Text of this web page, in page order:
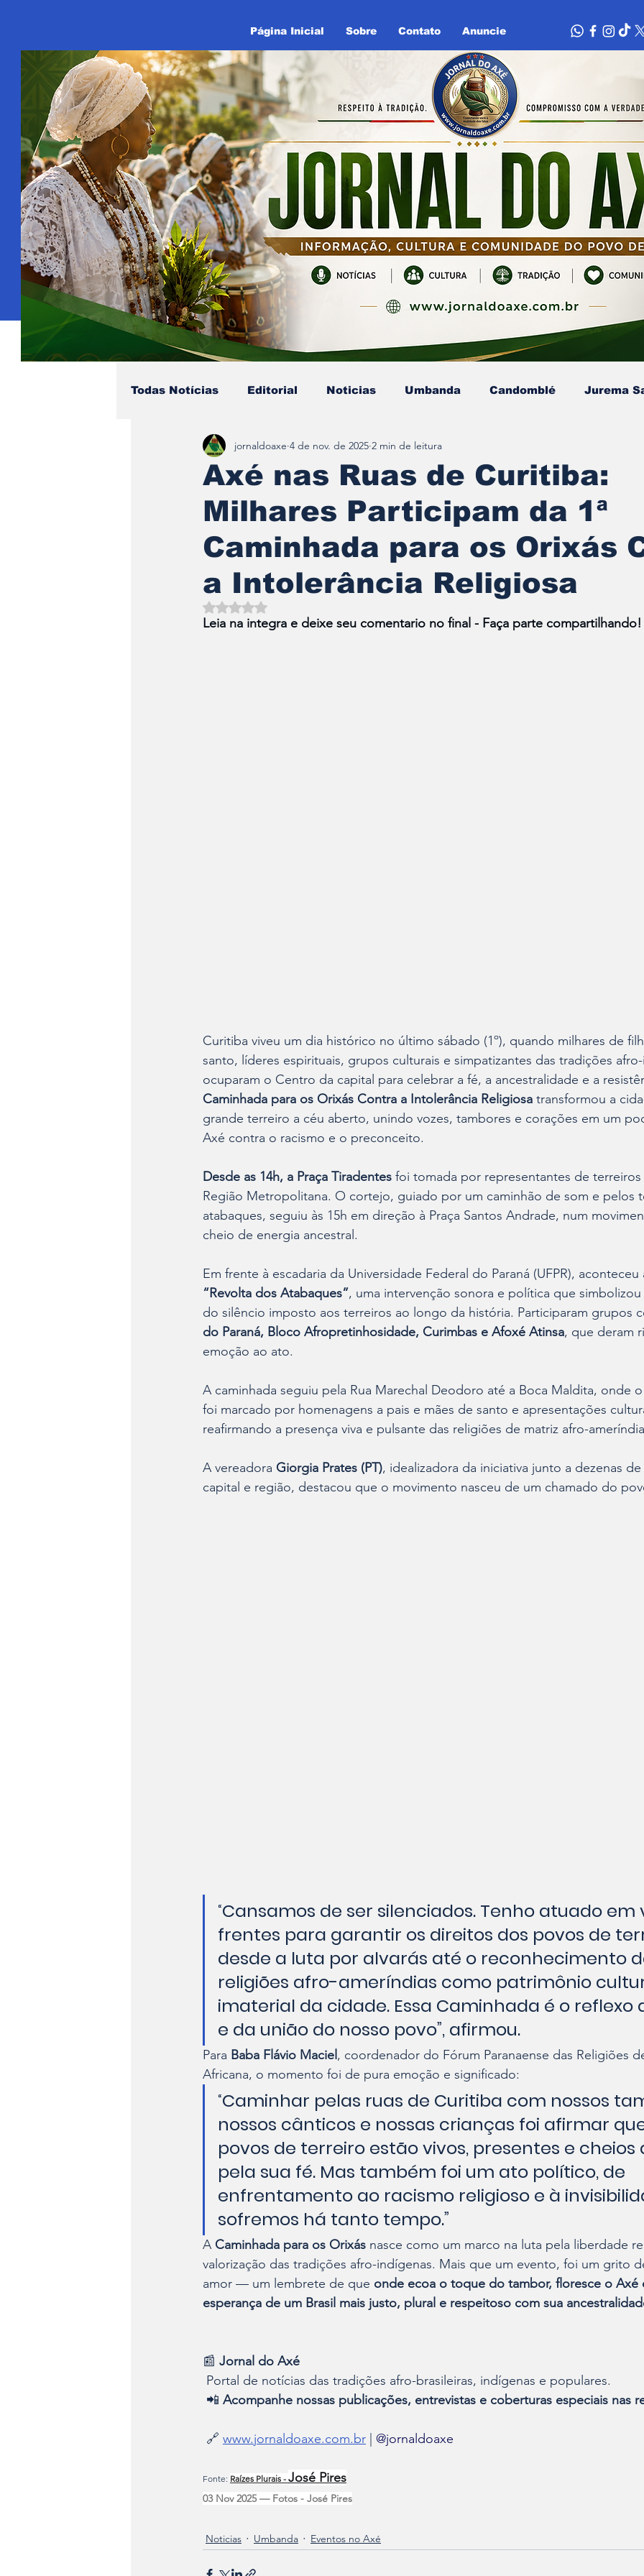
Página Inicial Sobre Contato Anuncie
Todas Notícias Editorial Noticias Umbanda Candomblé Jurema
Colunista - Pai Soares Colunista - Mestre Kaluanã
Eventos no Axé Colunista - Pai Gamby Ekedy Nadja Ómi Afefé artigos
Axé nas Ruas de Curitiba:
Milhares Participam da 1ª
Caminhada para os Orixás
a Intolerância Religiosa
jornaldoaxe 4 de nov. de 2025 2 min de leitura
Avaliado com NaN de 5 estrelas.
Leia na integra e deixe seu comentario no final - Faça parte compartilhando!
Curitiba viveu um dia histórico no último sábado (1º), quando milhares de
santo, líderes espirituais, grupos culturais e simpatizantes das tradições
ocuparam o Centro da capital para celebrar a fé, a ancestralidade e a
Caminhada para os Orixás Contra a Intolerância Religiosa transformou a
grande terreiro a céu aberto, unindo vozes, tambores e corações em um
Axé contra o racismo e o preconceito.
Desde as 14h, a Praça Tiradentes foi tomada por representantes de
Região Metropolitana. O cortejo, guiado por um caminhão de som e pelos
atabaques, seguiu às 15h em direção à Praça Santos Andrade, num
cheio de energia ancestral.
Em frente à escadaria da Universidade Federal do Paraná (UFPR), aconteceu
“Revolta dos Atabaques”, uma intervenção sonora e política que
do silêncio imposto aos terreiros ao longo da história. Participaram grupos
do Paraná, Bloco Afropretinhosidade, Curimbas e Afoxé Atinsa, que deram
emoção ao ato.
A caminhada seguiu pela Rua Marechal Deodoro até a Boca Maldita, onde
foi marcado por homenagens a pais e mães de santo e apresentações
reafirmando a presença viva e pulsante das religiões de matriz afro-
A vereadora Giorgia Prates (PT), idealizadora da iniciativa junto a dezenas
capital e região, destacou que o movimento nasceu de um chamado do
“Cansamos de ser silenciados. Tenho atuado em
frentes para garantir os direitos dos povos de
desde a luta por alvarás até o reconhecimento
religiões afro-ameríndias como patrimônio
imaterial da cidade. Essa Caminhada é o reflexo
e da união do nosso povo”, afirmou.
Para Baba Flávio Maciel , coordenador do Fórum Paranaense das Religiões
Africana, o momento foi de pura emoção e significado:
“Caminhar pelas ruas de Curitiba com nossos
nossos cânticos e nossas crianças foi afirmar
povos de terreiro estão vivos, presentes e cheios
pela sua fé. Mas também foi um ato político, de
enfrentamento ao racismo religioso e à
sofremos há tanto tempo.”
A Caminhada para os Orixás nasce como um marco na luta pela liberdade
valorização das tradições afro-indígenas. Mais que um evento, foi um grito
amor — um lembrete de que onde ecoa o toque do tambor, floresce o Axé
esperança de um Brasil mais justo, plural e respeitoso com sua
📰 Jornal do Axé
Portal de notícias das tradições afro-brasileiras, indígenas e populares.
📲 Acompanhe nossas publicações, entrevistas e coberturas especiais nas
🔗 www.jornaldoaxe.com.br @jornaldoaxe
Fonte: Raízes Plurais - José Pires
03 Nov 2025 — Fotos - José Pires
Noticias Umbanda Eventos no Axé